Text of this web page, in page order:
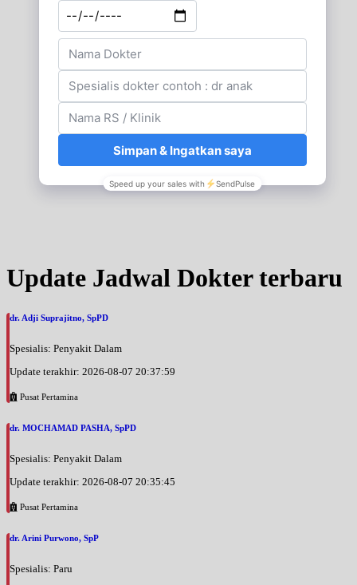
Update Jadwal Dokter terbaru
dr. Adji Suprajitno, SpPD
Spesialis: Penyakit Dalam
Update terakhir: 2026-08-07 20:37:59
Pusat Pertamina
dr. MOCHAMAD PASHA, SpPD
Spesialis: Penyakit Dalam
Update terakhir: 2026-08-07 20:35:45
Pusat Pertamina
dr. Arini Purwono, SpP
Spesialis: Paru